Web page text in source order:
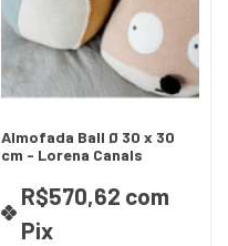
Almofada Ball Ø 30 x 30
cm - Lorena Canals
R$570,62 com
Pix